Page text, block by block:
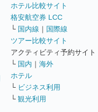
ホテル比較サイト
格安航空券 LCC
└ 国内線 ｜ 国際線
ツアー比較サイト
アクティビティ予約サイト
└ 国内 ｜ 海外
ホテル
└ ビジネス利用
└ 観光利用